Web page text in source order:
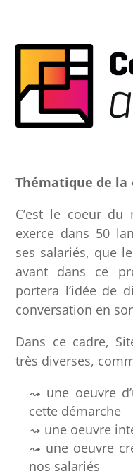
Thématique de la
C’est le coeur du
exerce dans 50
ses salariés, que
avant dans ce
portera l’idée de
conversation en
Dans ce cadre,
très diverses,
une oeuvre
cette démarche
une oeuvre
une oeuvre
nos salariés